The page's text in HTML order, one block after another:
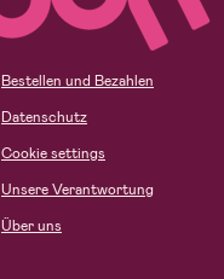
Bestellen und Bezahlen
Datenschutz
Cookie settings
Unsere Verantwortung
Über uns